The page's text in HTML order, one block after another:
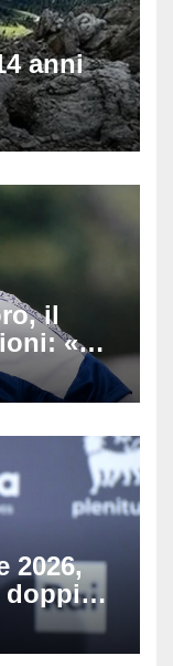
anni
sul
il
«Ha
2026,
doppio